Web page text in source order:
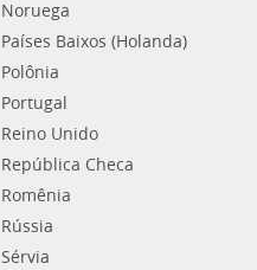
Noruega
Países Baixos (Holanda)
Polônia
Portugal
Reino Unido
República Checa
Romênia
Rússia
Sérvia